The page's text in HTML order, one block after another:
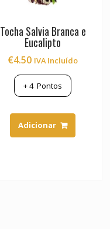
Tocha Salvia Branca e
Eucalipto
€4.50 IVA Incluído
+4Pontos
Adicionar